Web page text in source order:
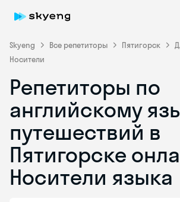
Skyeng Все репетиторы Пятигорск
Носители
Репетиторы по
английскому
путешествий в
Пятигорске
Носители языка
Skyeng Chat